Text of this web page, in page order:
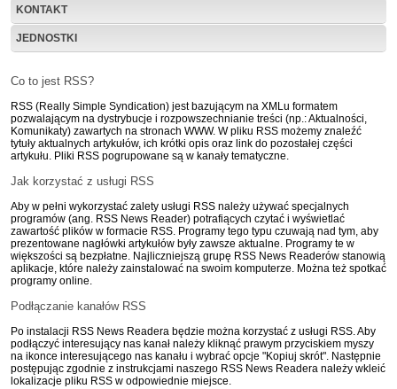
KONTAKT
JEDNOSTKI
Co to jest RSS?
RSS (Really Simple Syndication) jest bazującym na XMLu formatem
pozwalającym na dystrybucje i rozpowszechnianie treści (np.: Aktualności,
Komunikaty) zawartych na stronach WWW. W pliku RSS możemy znaleźć
tytuły aktualnych artykułów, ich krótki opis oraz link do pozostałej części
artykułu. Pliki RSS pogrupowane są w kanały tematyczne.
Jak korzystać z usługi RSS
Aby w pełni wykorzystać zalety usługi RSS należy używać specjalnych
programów (ang. RSS News Reader) potrafiących czytać i wyświetlać
zawartość plików w formacie RSS. Programy tego typu czuwają nad tym, aby
prezentowane nagłówki artykułów były zawsze aktualne. Programy te w
większości są bezpłatne. Najliczniejszą grupę RSS News Readerów stanowią
aplikacje, które należy zainstalować na swoim komputerze. Można też spotkać
programy online.
Podłączanie kanałów RSS
Po instalacji RSS News Readera będzie można korzystać z usługi RSS. Aby
podłączyć interesujący nas kanał należy kliknąć prawym przyciskiem myszy
na ikonce interesującego nas kanału i wybrać opcje "Kopiuj skrót". Następnie
postępując zgodnie z instrukcjami naszego RSS News Readera należy wkleić
lokalizacje pliku RSS w odpowiednie miejsce.